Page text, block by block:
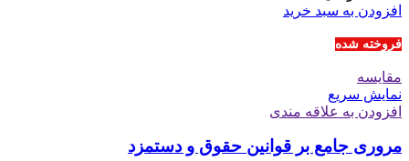
افزودن به سبد خرید
فروخته شده
مقايسه
نمایش سریع
افزودن به علاقه مندی
مروری جامع بر قوانین حقوق و دستمزد